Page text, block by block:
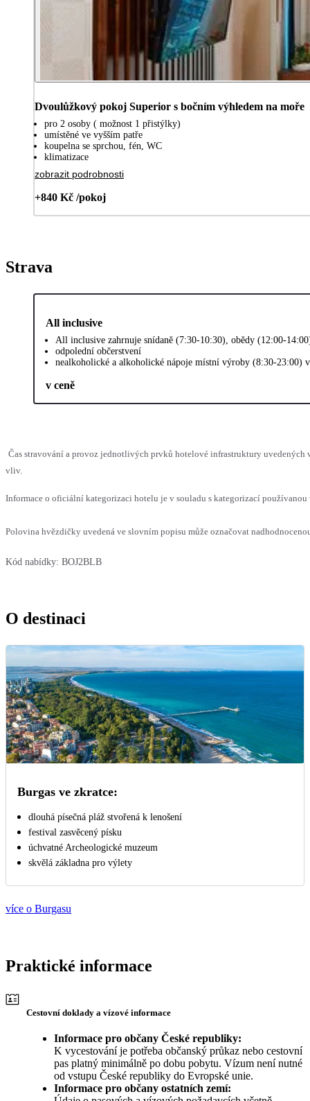
Dvoulůžkový pokoj Superior s bočním výhledem na moře
pro 2 osoby ( možnost 1 přistýlky)
umístěné ve vyšším patře
koupelna se sprchou, fén, WC
klimatizace
zobrazit podrobnosti
+840 Kč /pokoj
Strava
All inclusive
All inclusive zahrnuje snídaně (7:30-10:30), obědy (12:00-
odpolední občerstvení
nealkoholické a alkoholické nápoje místní výroby (8:30-23:00) v
v ceně
Čas stravování a provoz jednotlivých prvků hotelové infrastruktury uvedených
vliv.
Informace o oficiální kategorizaci hotelu je v souladu s kategorizací
Polovina hvězdičky uvedená ve slovním popisu může označovat
Kód nabídky: BOJ2BLB
O destinaci
Burgas ve zkratce:
dlouhá písečná pláž stvořená k lenošení
festival zasvěcený písku
úchvatné Archeologické muzeum
skvělá základna pro výlety
více o Burgasu
Praktické informace
Cestovní doklady a vízové informace
Informace pro občany České republiky:
K vycestování je potřeba občanský průkaz nebo cestovní
pas platný minimálně po dobu pobytu. Vízum není nutné
od vstupu České republiky do Evropské unie.
Informace pro občany ostatních zemí: